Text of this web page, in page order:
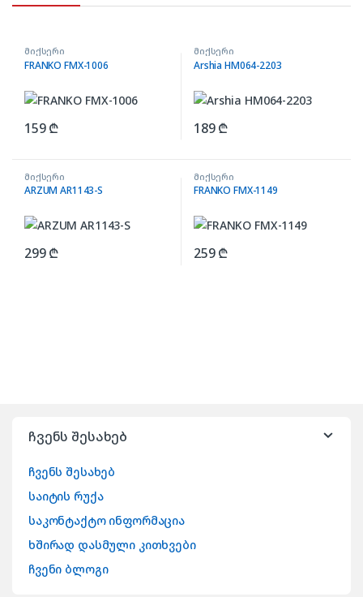
მიქსერი
FRANKO FMX-1006
159₾
მიქსერი
Arshia HM064-2203
189₾
მიქსერი
ARZUM AR1143-S
299₾
მიქსერი
FRANKO FMX-1149
259₾
ჩვენს შესახებ
ჩვენს შესახებ
საიტის რუქა
საკონტაქტო ინფორმაცია
ხშირად დასმული კითხვები
ჩვენი ბლოგი